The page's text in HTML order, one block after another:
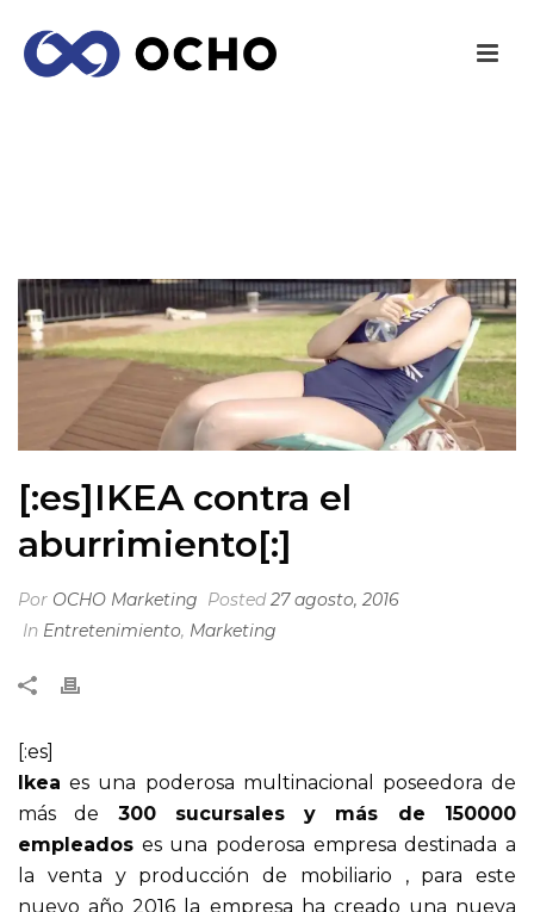
[:es]IKEA contra el
aburrimiento[:]
Por OCHO Marketing Posted27 agosto, 2016
In Entretenimiento, Marketing
[:es]
Ikea es una poderosa multinacional poseedora de
más de 300 sucursales y más de 150000
empleados es una poderosa empresa destinada a
la venta y producción de mobiliario , para este
nuevo año 2016 la empresa ha creado una nueva